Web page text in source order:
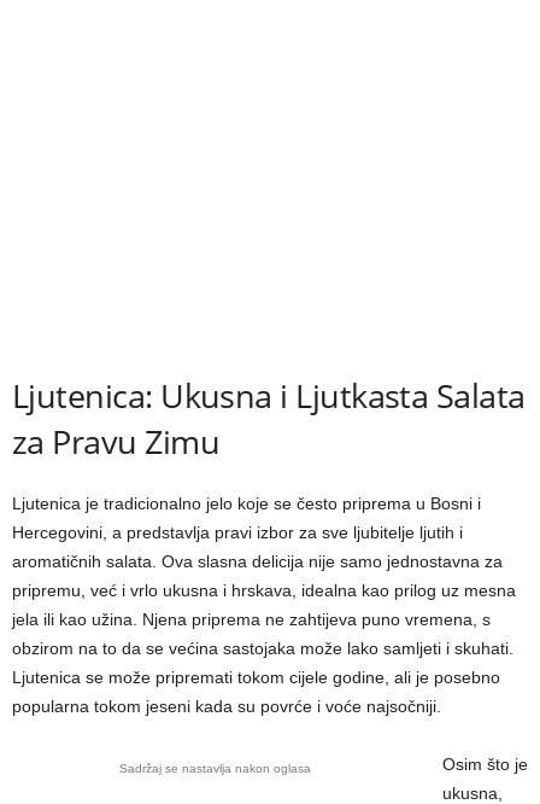
Ljutenica: Ukusna i Ljutkasta Salata
za Pravu Zimu
Ljutenica je tradicionalno jelo koje se često priprema u Bosni i
Hercegovini, a predstavlja pravi izbor za sve ljubitelje ljutih i
aromatičnih salata. Ova slasna delicija nije samo jednostavna za
pripremu, već i vrlo ukusna i hrskava, idealna kao prilog uz mesna
jela ili kao užina. Njena priprema ne zahtijeva puno vremena, s
obzirom na to da se većina sastojaka može lako samljeti i skuhati.
Ljutenica se može pripremati tokom cijele godine, ali je posebno
popularna tokom jeseni kada su povrće i voće najsočniji.
Sadržaj se nastavlja nakon oglasa
Osim što je
ukusna,